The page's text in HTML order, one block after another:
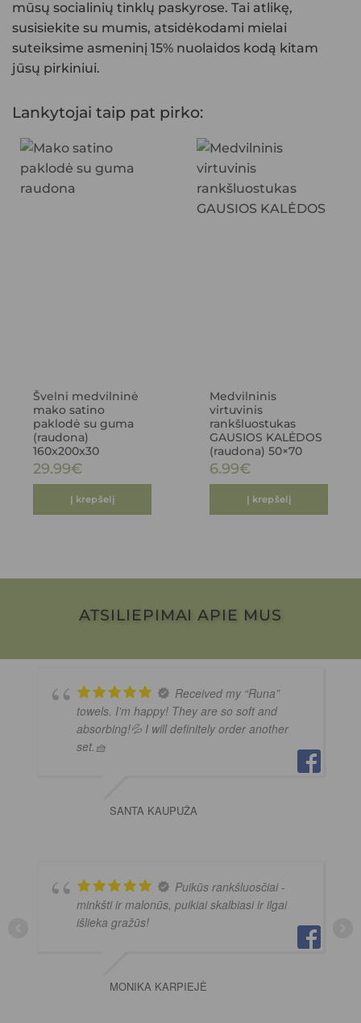
mūsų socialinių tinklų paskyrose. Tai atlikę,
susisiekite su mumis, atsidėkodami mielai
suteiksime asmeninį 15% nuolaidos kodą kitam
jūsų pirkiniui.
Lankytojai taip pat pirko:
Švelni medvilninė
mako satino
paklodė su guma
(raudona)
160x200x30
29.99€
Į krepšelį
Medvilninis
virtuvinis
rankšluostukas
GAUSIOS KALĖDOS
(raudona) 50×70
6.99€
Į krepšelį
ATSILIEPIMAI APIE MUS
Received my “Runa”
towels. I’m happy! They are so soft and
absorbing!💦 I will definitely order another
set.🧺
SANTA KAUPUŽA
Puikūs rankšluosčiai -
minkšti ir malonūs, puikiai skalbiasi ir ilgai
išlieka gražūs!
MONIKA KARPIEJĖ